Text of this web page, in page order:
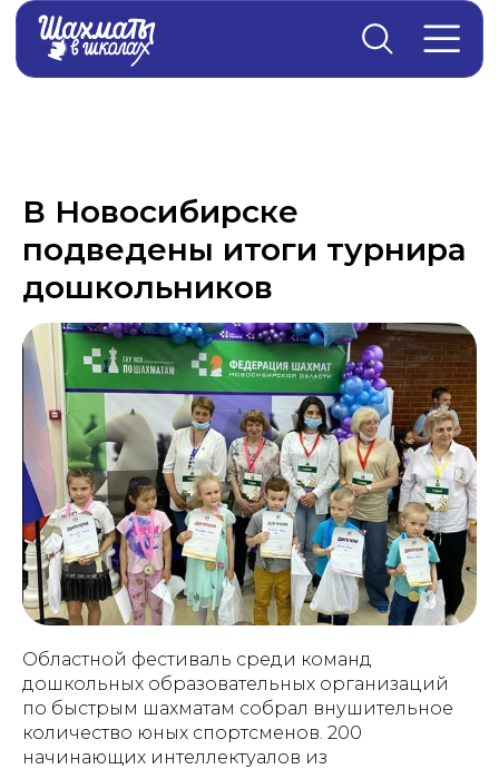
В Новосибирске
подведены итоги турнира
дошкольников
Областной фестиваль среди команд
дошкольных образовательных организаций
по быстрым шахматам собрал внушительное
количество юных спортсменов. 200
начинающих интеллектуалов из